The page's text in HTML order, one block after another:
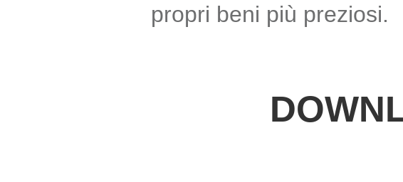
propri beni più preziosi.